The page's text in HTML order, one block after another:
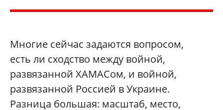
Многие сейчас задаются вопросом,
есть ли сходство между вой­ной,
развязанной ХАМАСом, и вой­ной,
развязанной Россией в Украине.
Разница большая: масштаб, место,